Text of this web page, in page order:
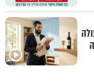
הפעולה
כך אפשר להתמודד עם הדאגות